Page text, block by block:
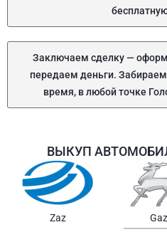
Заключаем сделку —
передаем деньги.
время, в любой точке
ВЫКУП
Samsung